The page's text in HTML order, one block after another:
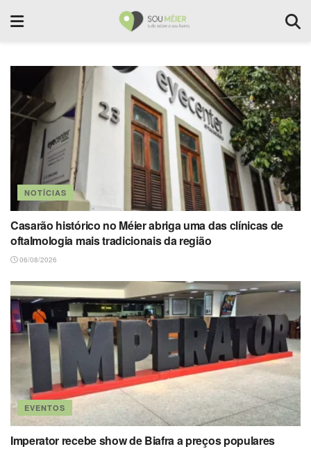
NOTÍCIAS
Casarão histórico no Méier abriga uma das clínicas de
oftalmologia mais tradicionais da região
06/08/2026
EVENTOS
Imperator recebe show de Biafra a preços populares